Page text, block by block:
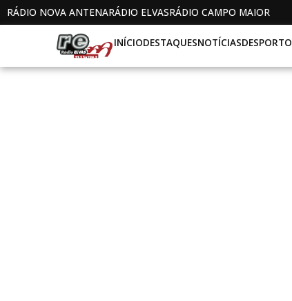
RÁDIO NOVA ANTENARÁDIO ELVASRÁDIO CAMPO MAIOR
INÍCIODESTAQUESNOTÍCIASDESPORTO